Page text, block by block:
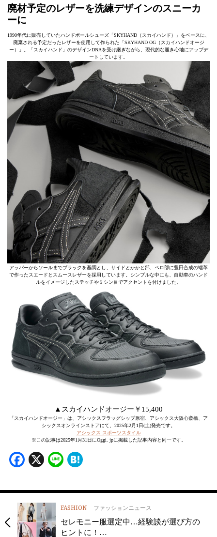
廃材予定のレザーを洗練デザインのスニーカ
ーに
1990年代に販売していたハンドボールシューズ「SKYHAND（スカイハンド）」をベースに、
廃棄される予定だったレザーを使用して作られた「SKYHAND OG（スカイハンドオージ
ー）」。「スカイハンド」のデザインDNAを受け継ぎながら、現代的な履き心地にアップデ
ートしています。
アッパーからソールまでブラックを基調とし、サイドとかかと部、ベロ部に豊田合成の端革
で作ったスエードとスムースレザーを採用しています。シンプルな中にも、自動車のハンド
ルをイメージしたステッチやミシン目でアクセントを付けました。
▲スカイハンドオージー￥15,400
「スカイハンドオージー」は、アシックスフラッグシップ原宿、アシックス大阪心斎橋、ア
シックスオンラインストアにて、2025年2月1日(土)発売です。
アシックス スポーツスタイル
※この記事は2025年1月31日にOggi. jpに掲載した記事内容と同一です。
Facebook
X Line
FASHION ファッションニュース
セレモニー服選定中…経験談が選び方の
ヒントに！…